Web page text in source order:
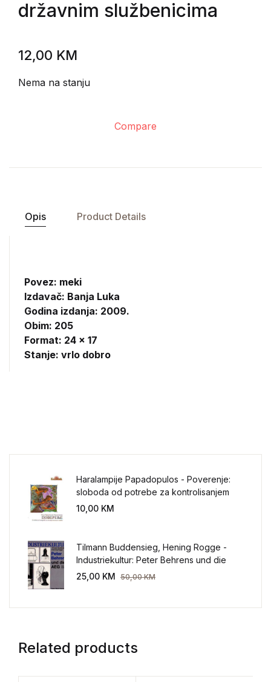
državnim službenicima
12,00 KM
Nema na stanju
Compare
Opis Product Details
Povez: meki
Izdavač: Banja Luka
Godina izdanja: 2009.
Obim: 205
Format: 24 x 17
Stanje: vrlo dobro
Haralampije Papadopulos - Poverenje:
sloboda od potrebe za kontrolisanjem
sveta
10,00 KM
Tilmann Buddensieg, Hening Rogge -
Industriekultur: Peter Behrens und die
AEG 1907-1914.
25,00 KM 50,00KM
Related products